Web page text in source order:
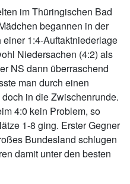
im Thüringischen Bad
begannen in der
1:4-Auftaktniederlage
Niedersachen (4:2) als
NS dann überraschend
man durch einen
in die Zwischenrunde.
4:0 kein Problem, so
1-8 ging. Erster Gegner
Bundesland schlugen
damit unter den besten